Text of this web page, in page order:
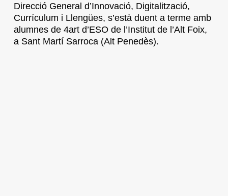
Direcció General d’Innovació, Digitalització,
Currículum i Llengües, s’està duent a terme amb
alumnes de 4art d’ESO de l’Institut de l’Alt Foix,
a Sant Martí Sarroca (Alt Penedès).